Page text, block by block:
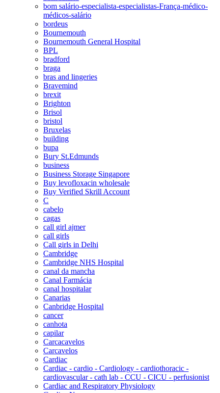
bom salário-especialista-especialistas-França-médico-
médicos-salário
bordeus
Bournemouth
Bournemouth General Hospital
BPL
bradford
braga
bras and lingeries
Bravemind
brexit
Brighton
Brisol
bristol
Bruxelas
building
bupa
Bury St.Edmunds
business
Business Storage Singapore
Buy levofloxacin wholesale
Buy Verified Skrill Account
C
cabelo
cagas
call girl ajmer
call girls
Call girls in Delhi
Cambridge
Cambridge NHS Hospital
canal da mancha
Canal Farmácia
canal hospitalar
Canarias
Canbridge Hospital
cancer
canhota
capilar
Carcacavelos
Carcavelos
Cardiac
Cardiac - cardio - Cardiology - cardiothoracic -
cardiovascular - cath lab - CCU - CICU - perfusionist
Cardiac and Respiratory Physiology